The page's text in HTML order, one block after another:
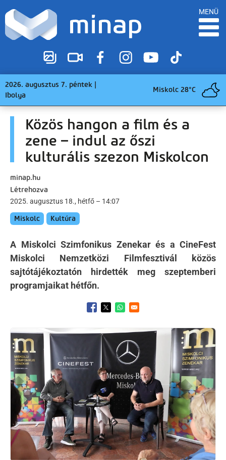
MENÜ
2026. augusztus 7. péntek |
Ibolya
Miskolc 28°C
Közös hangon a film és a
zene – indul az őszi
kulturális szezon Miskolcon
minap.hu
Létrehozva
2025. augusztus 18., hétfő – 14:07
Miskolc Kultúra
A Miskolci Szimfonikus Zenekar és a CineFest
Miskolci Nemzetközi Filmfesztivál közös
sajtótájékoztatón hirdették meg szeptemberi
programjaikat hétfőn.
Opens in a new window
Opens in a new window
Opens in a new window
Kép